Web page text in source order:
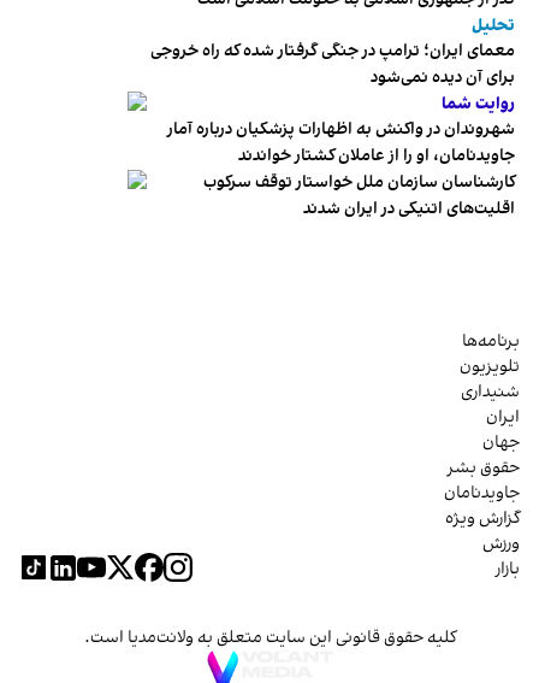
تحلیل
معمای ایران؛ ترامپ در جنگی گرفتار شده که راه خروجی
برای آن دیده نمی‌شود
روایت شما
شهروندان در واکنش به اظهارات پزشکیان درباره آمار
جاویدنامان، او را از عاملان کشتار خواندند
کارشناسان سازمان ملل خواستار توقف سرکوب
اقلیت‌های اتنیکی در ایران شدند
برنامه‌ها
تلویزیون
شنیداری
ایران
جهان
حقوق بشر
جاویدنامان
گزارش ویژه
ورزش
بازار
کلیه حقوق قانونی این سایت متعلق به ولانت‌مدیا است.